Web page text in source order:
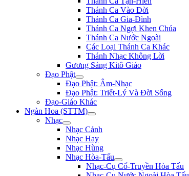
Thánh Ca Vào Đời
Thánh Ca Gia-Đình
Thánh Ca Ngợi Khen Chúa
Thánh Ca Nước Ngoài
Các Loại Thánh Ca Khác
Thánh Nhạc Không Lời
Gương Sáng Kitô Giáo
Đạo Phật
Đạo Phật: Âm-Nhạc
Đạo Phật: Triết-Lý Và Đời Sống
Đạo-Giáo Khác
Ngàn Hoa (STTM)
Nhạc
Nhạc Cảnh
Nhạc Hay
Nhạc Hùng
Nhạc Hòa-Tấu
Nhạc-Cụ Cổ-Truyền Hòa Tấu